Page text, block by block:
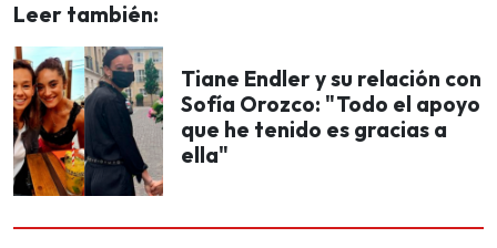
Leer también:
Tiane Endler y su relación con
Sofía Orozco: "Todo el apoyo
que he tenido es gracias a
ella"